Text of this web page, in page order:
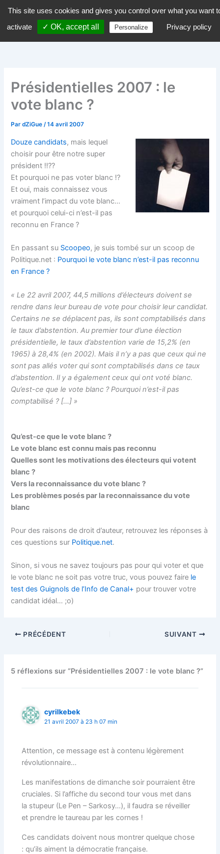
contenu
dZiGue
Présidentielles 2007 : le
vote blanc ?
PardZiGue/14 avril 2007
Douze candidats, mais lequel
choisir pour être notre super
président !!??
Et pourquoi ne pas voter blanc !?
Et oui, mais connaissez vous
vraiment l’impact du vote blanc…
et pourquoi celui-ci n’est-il pas
reconnu en France ?
En passant su Scoopeo, je suis tombé sur un scoop de
Politique.net : Pourquoi le vote blanc n’est-il pas reconnu
en France ?
« Le 22 avril 2007, 44,5 millions d’électeurs doivent se
rendre dans leur bureau de vote pour choisir leur candidat.
Certains ne se déplacent pas, ils sont comptabilisés dans
le taux d’abstention. Au premier tour d’une élection
présidentielle, le taux d’abstention varie de 15,2% (en
1965) à 28,4% (en 2002). Mais il n’y a pas que ceux qui ne
sont pas allés voter qui sont comptabilisés dans ce taux
d’abstention. Il y a également ceux qui ont voté blanc.
Qu’est-ce que le vote blanc ? Pourquoi n’est-il pas
comptabilisé ? […] »
Qu’est-ce que le vote blanc ?
Le vote blanc est connu mais pas reconnu
Quelles sont les motivations des électeurs qui votent
blanc ?
Vers la reconnaissance du vote blanc ?
Les problèmes posés par la reconnaissance du vote
blanc
Pour des raisons de droit d’auteur, retrouvez les réponses à
ces questions sur Politique.net.
Sinon, si vous ne savez toujours pas pour qui voter et que
le vote blanc ne soit pas votre truc, vous pouvez faire le
test des Guignols de l’Info de Canal+ pour trouver votre
candidat idéal… ;o)
PRÉCÉDENT SUIVANT
5 réflexions sur “Présidentielles 2007 : le vote blanc ?”
cyrilkebek
21 avril 2007 à 23 h 07 min
Attention, ce message est à contenu légèrement
révolutionnaire…
Les manifestations de dimanche soir pourraient être
cruciales. Si l’affiche du second tour vous met dans
la stupeur (Le Pen – Sarkosy…), il faudra se réveiller
et prendre le taureau par les cornes !
Ces candidats doivent nous montrer quelque chose
: qu’ils aiment la démocratie française.
This site uses cookies and gives you control over what you want
activate
✓ OK, accept all Personalize Privacy policy